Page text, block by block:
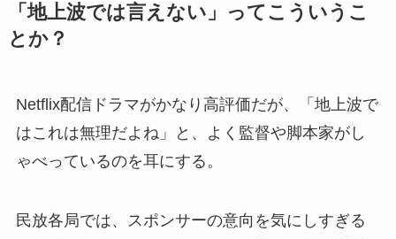
「地上波では言えない」ってこういうこ
とか？
Netflix配信ドラマがかなり高評価だが、「地上波で
はこれは無理だよね」と、よく監督や脚本家がし
ゃべっているのを耳にする。
民放各局では、スポンサーの意向を気にしすぎる